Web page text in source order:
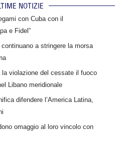
NOTIZIE
con Cuba con il
e Fidel”
a stringere la morsa
la violazione del cessate il fuoco
Libano meridionale
difendere l’America Latina,
omaggio al loro vincolo con